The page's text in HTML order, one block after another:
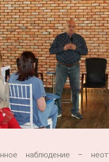
наблюдение –